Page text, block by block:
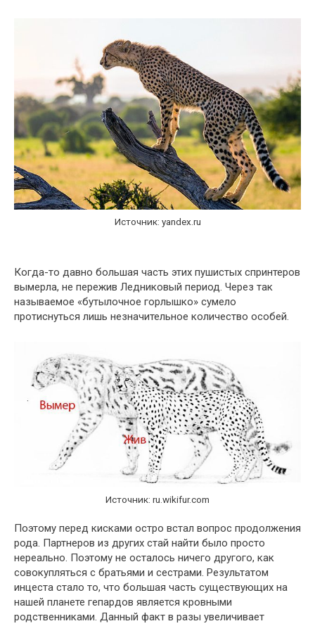
Источник: yandex.ru
Когда-то давно большая часть этих пушистых спринтеров
вымерла, не пережив Ледниковый период. Через так
называемое «бутылочное горлышко» сумело
протиснуться лишь незначительное количество особей.
Источник: ru.wikifur.com
Поэтому перед кисками остро встал вопрос продолжения
рода. Партнеров из других стай найти было просто
нереально. Поэтому не осталось ничего другого, как
совокупляться с братьями и сестрами. Результатом
инцеста стало то, что большая часть существующих на
нашей планете гепардов является кровными
родственниками. Данный факт в разы увеличивает